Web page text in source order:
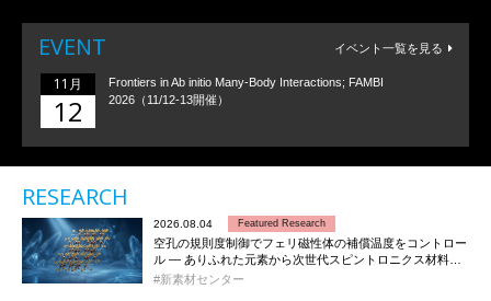
EVENT イベント一覧を見る
11月
12
Frontiers in Ab initio Many-Body Interactions; FAMBI
2026（11/12-13開催）
RESEARCH
2026.08.04
空孔の規則度制御でフェリ磁性体の補償温度をコントロー
ル ― ありふれた元素から次世代スピントロニクス材料…
新素材センター